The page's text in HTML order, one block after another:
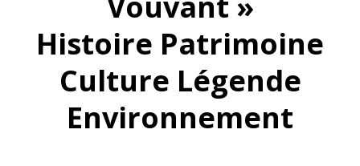
Histoire Patrimoine
Culture Légende
Environnement